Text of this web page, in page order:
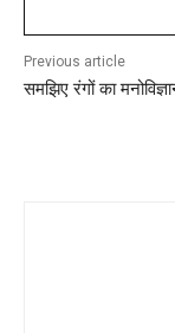
Previous article
समझिए रंगों का